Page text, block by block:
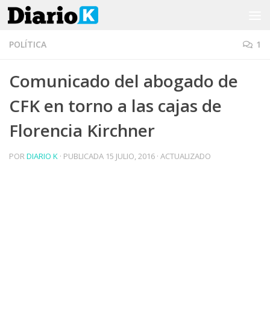
Saltar al contenido
POLÍTICA 1
Comunicado del abogado de
CFK en torno a las cajas de
Florencia Kirchner
PORDIARIO K · PUBLICADA 15 JULIO, 2016 · ACTUALIZADO